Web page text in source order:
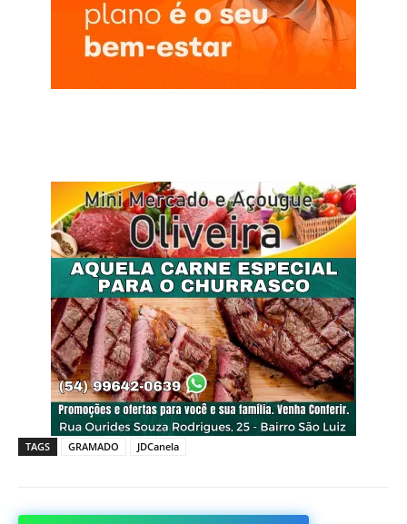
TAGS GRAMADO JDCanela